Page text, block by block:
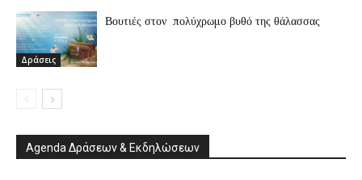
Δράσεις
Βουτιές στον πολύχρωμο βυθό της θάλασσας
Agenda Δράσεων & Εκδηλώσεων